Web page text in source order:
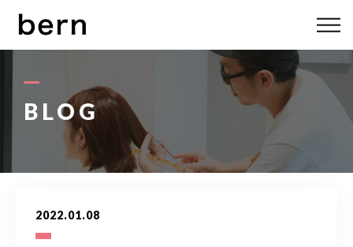
BLOG
2022.01.08
ABOUT US
STYLE